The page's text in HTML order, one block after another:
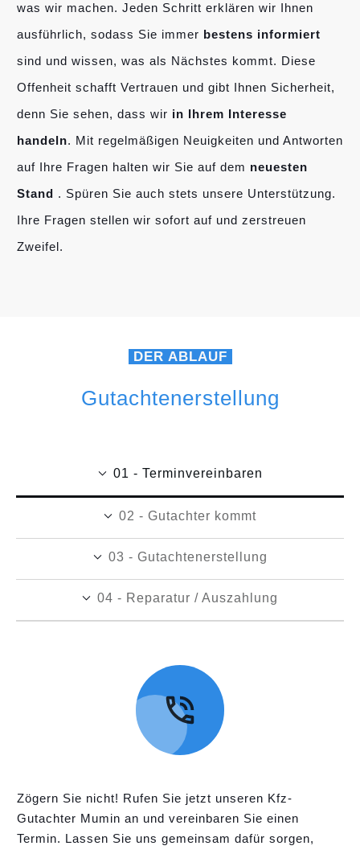
was wir machen. Jeden Schritt erklären wir Ihnen
ausführlich, sodass Sie immer bestens informiert
sind und wissen, was als Nächstes kommt. Diese
Offenheit schafft Vertrauen und gibt Ihnen Sicherheit,
denn Sie sehen, dass wir in Ihrem Interesse
handeln. Mit regelmäßigen Neuigkeiten und Antworten
auf Ihre Fragen halten wir Sie auf dem neuesten
Stand . Spüren Sie auch stets unsere Unterstützung.
Ihre Fragen stellen wir sofort auf und zerstreuen
Zweifel.
DER ABLAUF
Gutachtenerstellung
01 - Terminvereinbaren
02 - Gutachter kommt
03 - Gutachtenerstellung
04 - Reparatur / Auszahlung
Zögern Sie nicht! Rufen Sie jetzt unseren Kfz-
Gutachter Mumin an und vereinbaren Sie einen
Termin. Lassen Sie uns gemeinsam dafür sorgen,